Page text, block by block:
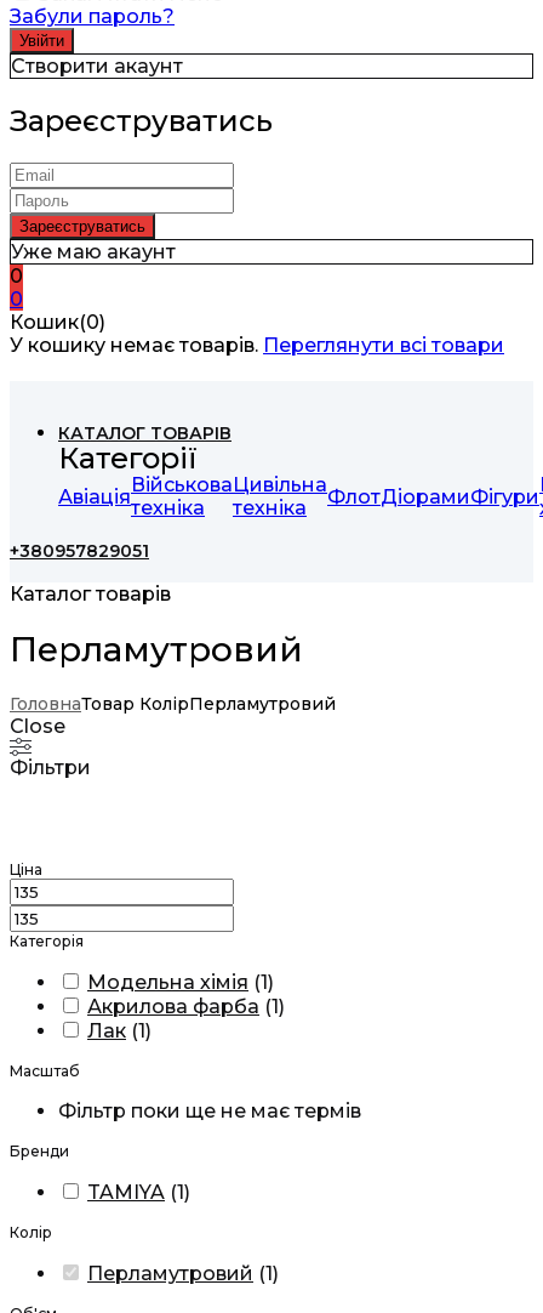
Забули пароль?
Створити акаунт
Зареєструватись
Уже маю акаунт
0
0
Кошик(0)
У кошику немає товарів. Переглянути всі товари
КАТАЛОГ ТОВАРІВ
Категорії
АвіаціяВійськова
техніка
Цивільна
техніка
ФлотДіорамиФігури
+380957829051
Каталог товарів
Перламутровий
ГоловнаТовар КолірПерламутровий
Close
Фільтри
Ціна
Категорія
Модельна хімія (1)
Акрилова фарба (1)
Лак (1)
Масштаб
Фільтр поки ще не має термів
Бренди
TAMIYA (1)
Колір
Перламутровий (1)